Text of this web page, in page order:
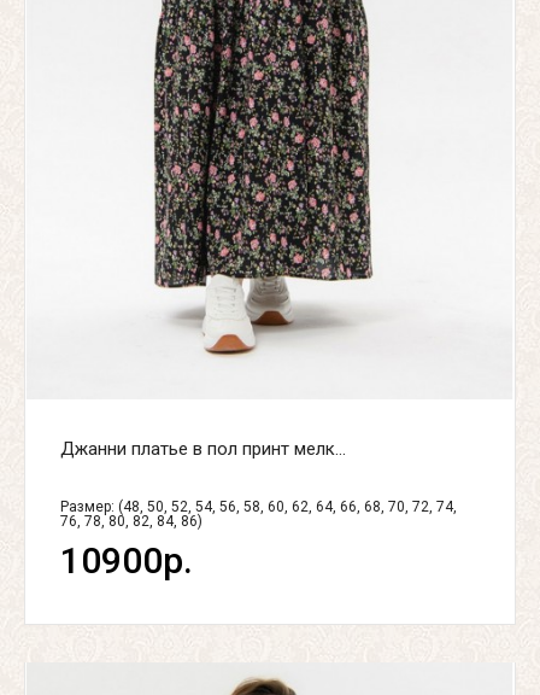
Джанни платье в пол принт мелк...
Размер: (48, 50, 52, 54, 56, 58, 60, 62, 64, 66, 68, 70, 72, 74,
76, 78, 80, 82, 84, 86)
10900р.